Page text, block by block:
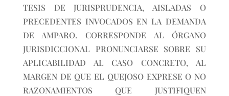
TESIS DE JURISPRUDENCIA, AISLADAS O
PRECEDENTES INVOCADOS EN LA DEMANDA
DE AMPARO. CORRESPONDE AL ÓRGANO
JURISDICCIONAL PRONUNCIARSE SOBRE SU
APLICABILIDAD AL CASO CONCRETO, AL
MARGEN DE QUE EL QUEJOSO EXPRESE O NO
RAZONAMIENTOS QUE JUSTIFIQUEN